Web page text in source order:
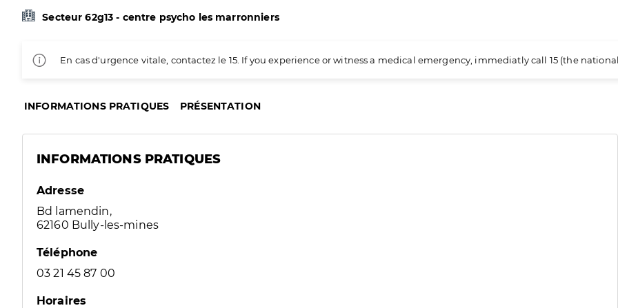
Secteur 62g13 - centre psycho les marronniers
En cas d'urgence vitale, contactez le 15. If you experience or witness a medical emergency, immediatly call 15 (the
INFORMATIONS PRATIQUES PRÉSENTATION
INFORMATIONS PRATIQUES
Adresse
Bd lamendin,
62160 Bully-les-mines
Téléphone
03 21 45 87 00
Horaires